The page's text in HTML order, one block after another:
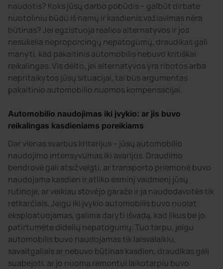
naudotis? Koks jūsų darbo pobūdis – galbūt dirbate
nuotoliniu būdu iš namų ir kasdienis važiavimas nėra
būtinas? Jei egzistuoja realios alternatyvos ir jos
nesukelia neproporcingų nepatogumų, draudikas gali
manyti, kad pakaitinis automobilis nebuvo kritiškai
reikalingas. Vis dėlto, jei alternatyvos yra ribotos arba
nepritaikytos jūsų situacijai, tai bus argumentas
pakaitinio automobilio nuomos kompensacijai.
Automobilio naudojimas iki įvykio: ar jis buvo
reikalingas kasdieniams poreikiams
Dar vienas svarbus kriterijus – jūsų automobilio
naudojimo intensyvumas iki avarijos. Draudimo
bendrovė gali atsižvelgti, ar transporto priemonė buvo
naudojama kasdien ir atliko esminį vaidmenį jūsų
rutinoje, ar veikiau stovėjo garaže ir ja naudodavotės tik
retkarčiais. Jeigu iki įvykio automobilis buvo nuolat
eksploatuojamas, galima daryti išvadą, kad likus be jo
patirtumėte didelių nepatogumų. Tuo tarpu, jeigu
automobilis buvo naudojamas tik laisvalaikiu,
savaitgaliais ar nebuvo būtinas kasdien, draudikas gali
suabejoti, ar jo nuoma remontui laikotarpiu buvo